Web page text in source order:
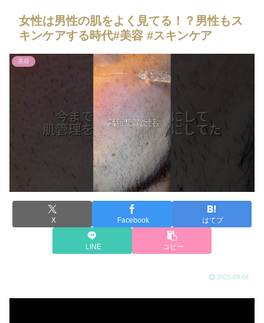
女性は男性の肌をよく見てる！？男性もス
キンケアする時代#美容 #スキンケア
美容
X Facebook はてブ
LINE コピー
2025.09.04